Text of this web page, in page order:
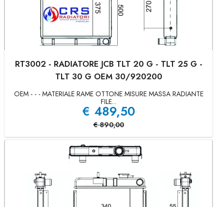
RT3002 - RADIATORE JCB TLT 20 G - TLT 25 G -
TLT 30 G OEM 30/920200
OEM - - - MATERIALE RAME OTTONE MISURE MASSA RADIANTE
FILE...
€ 489,50
€ 890,00